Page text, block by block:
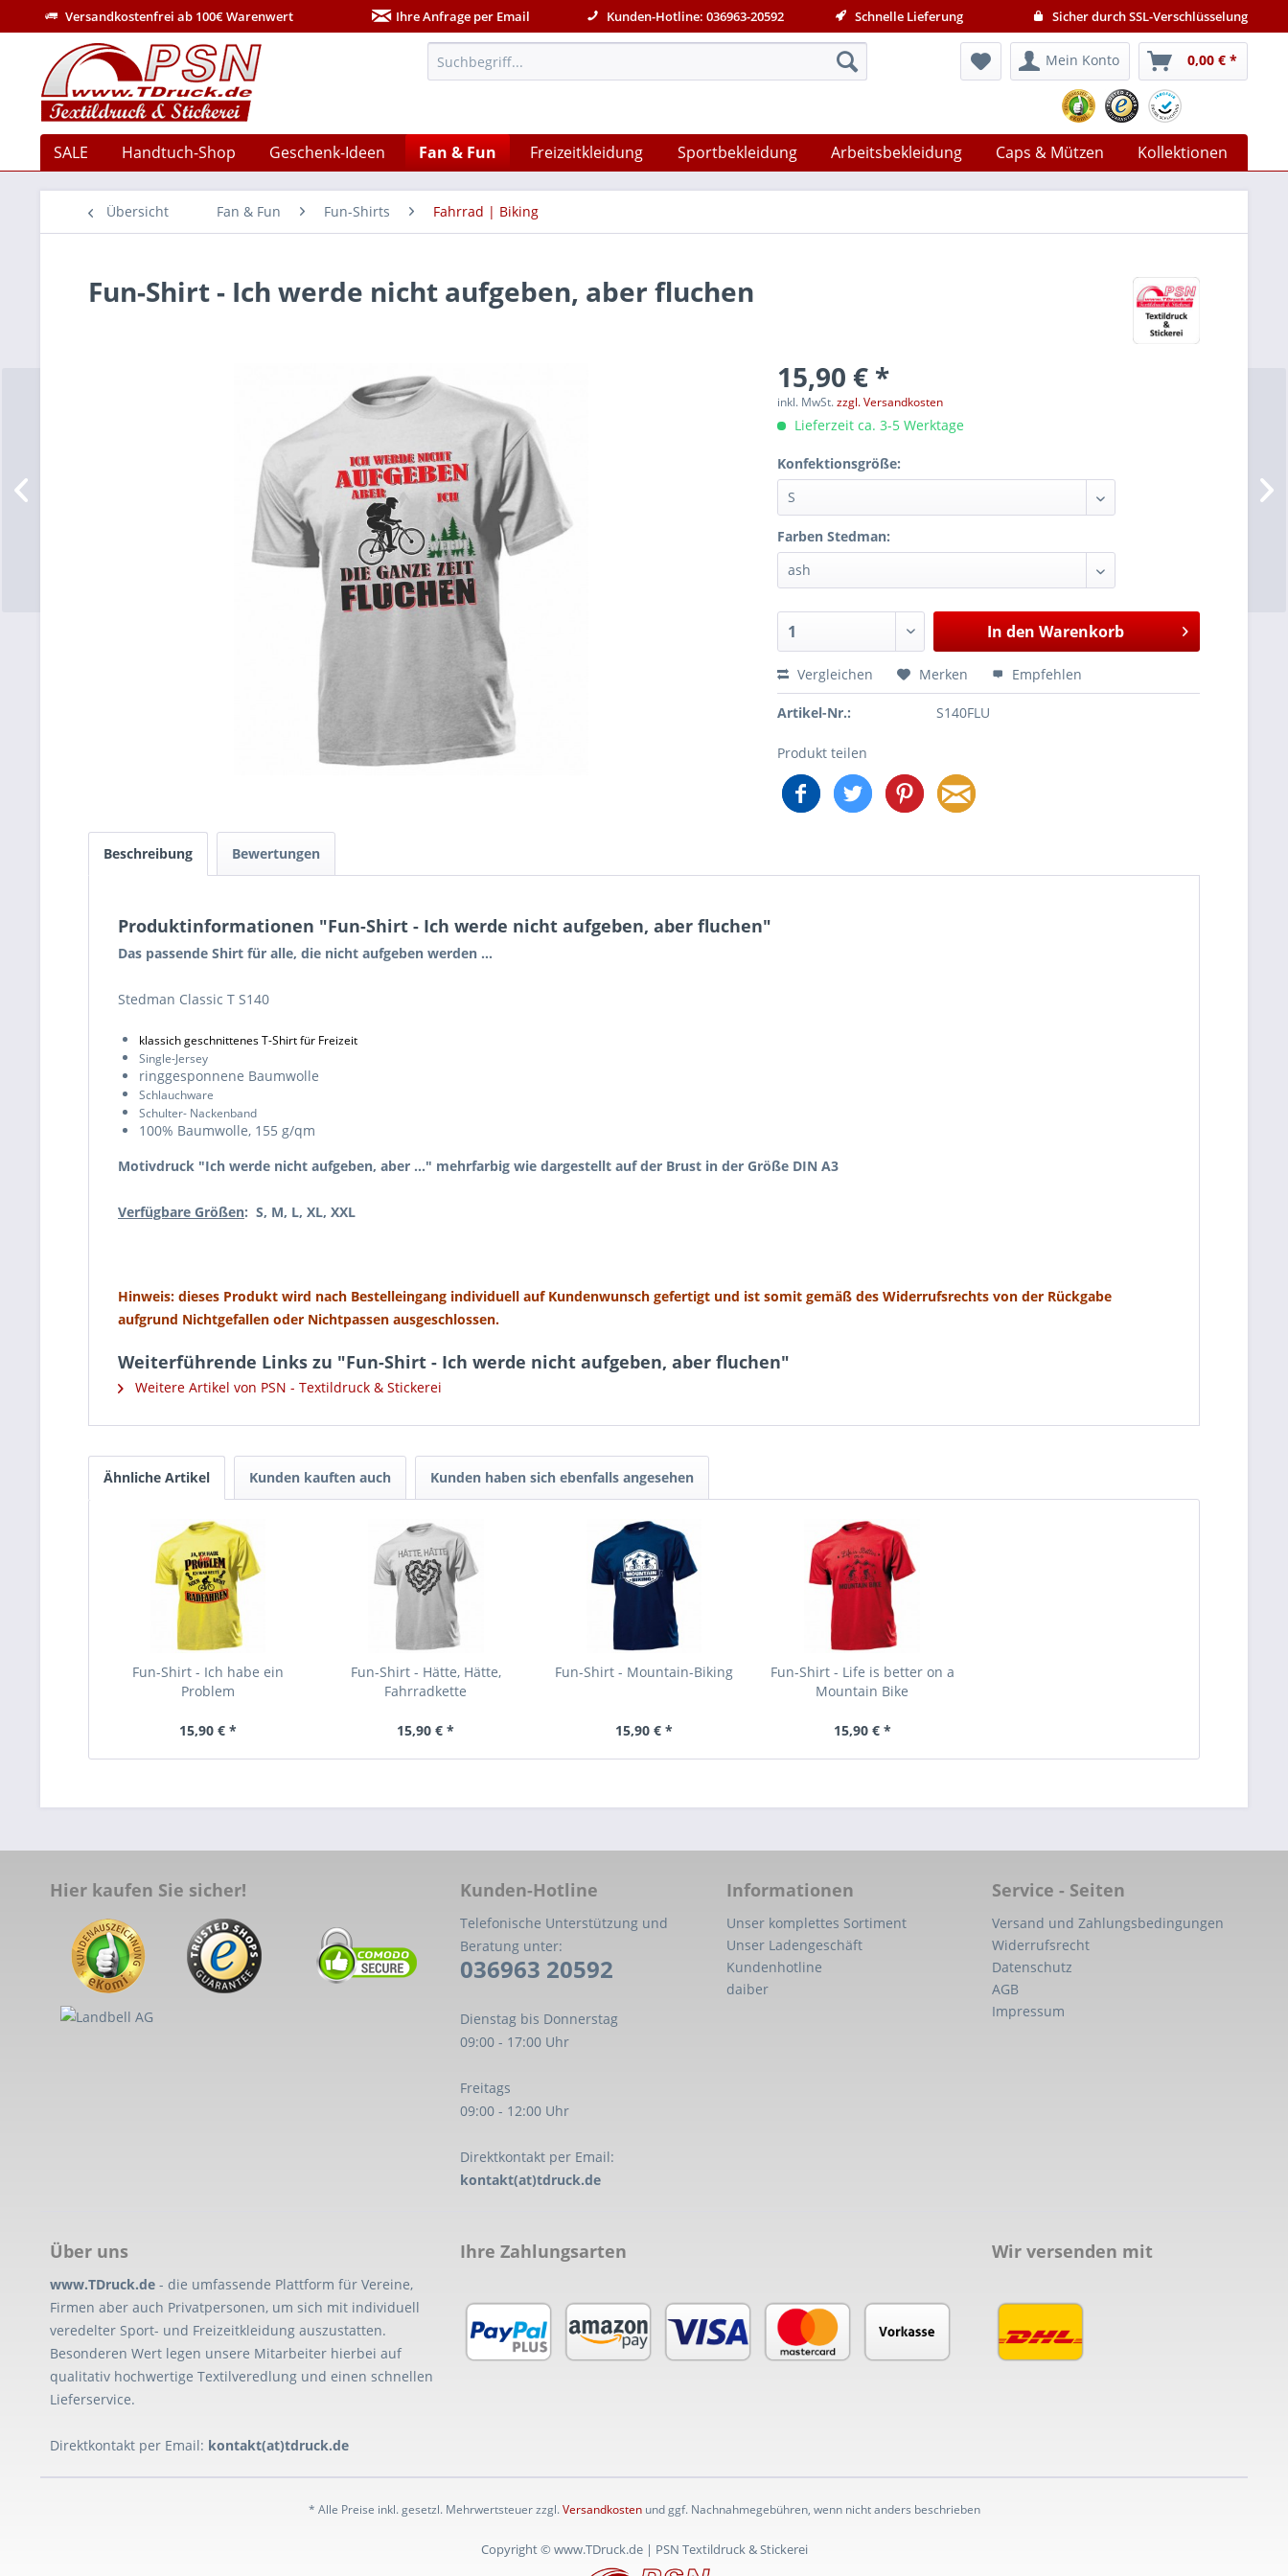
Versandkostenfrei ab 100€ Warenwert Ihre Anfrage per Email Kunden-Hotline: 036963-20592 Schnelle Lieferung Sicher durch SSL-Verschlüsselung
Mein Konto 0,00 € *
SALE Handtuch-Shop Geschenk-Ideen Fan & Fun Freizeitkleidung Sportbekleidung Arbeitsbekleidung Caps & Mützen Kollektionen
Übersicht Fan & Fun Fun-Shirts Fahrrad | Biking
Fun-Shirt - Ich werde nicht aufgeben, aber fluchen
15,90 € *
inkl. MwSt.zzgl. Versandkosten
Lieferzeit ca. 3-5 Werktage
Konfektionsgröße:
Farben Stedman:
In den Warenkorb
Vergleichen Merken Empfehlen
Artikel-Nr.: S140FLU
Produkt teilen
Beschreibung Bewertungen
Produktinformationen "Fun-Shirt - Ich werde nicht aufgeben, aber fluchen"
Das passende Shirt für alle, die nicht aufgeben werden ...
Stedman Classic T S140
klassich geschnittenes T-Shirt für Freizeit
Single-Jersey
ringgesponnene Baumwolle
Schlauchware
Schulter- Nackenband
100% Baumwolle, 155 g/qm
Motivdruck "Ich werde nicht aufgeben, aber ..." mehrfarbig wie dargestellt auf der Brust in der Größe DIN A3
Verfügbare Größen: S, M, L, XL, XXL
Hinweis: dieses Produkt wird nach Bestelleingang individuell auf Kundenwunsch gefertigt und ist somit gemäß des Widerrufsrechts von der Rückgabe
aufgrund Nichtgefallen oder Nichtpassen ausgeschlossen.
Weiterführende Links zu "Fun-Shirt - Ich werde nicht aufgeben, aber fluchen"
Weitere Artikel von PSN - Textildruck & Stickerei
Ähnliche Artikel Kunden kauften auch Kunden haben sich ebenfalls angesehen
Fun-Shirt - Ich habe ein
Problem
15,90 € *
Fun-Shirt - Hätte, Hätte,
Fahrradkette
15,90 € *
Fun-Shirt - Mountain-Biking
15,90 € *
Fun-Shirt - Life is better on a
Mountain Bike
15,90 € *
Hier kaufen Sie sicher! Kunden-Hotline
Telefonische Unterstützung und
Beratung unter:
036963 20592
Dienstag bis Donnerstag
09:00 - 17:00 Uhr
Freitags
09:00 - 12:00 Uhr
Direktkontakt per Email:
kontakt(at)tdruck.de
Informationen
Unser komplettes Sortiment
Unser Ladengeschäft
Kundenhotline
daiber
Service - Seiten
Versand und Zahlungsbedingungen
Widerrufsrecht
Datenschutz
AGB
Impressum
Über uns
www.TDruck.de - die umfassende Plattform für Vereine,
Firmen aber auch Privatpersonen, um sich mit individuell
veredelter Sport- und Freizeitkleidung auszustatten.
Besonderen Wert legen unsere Mitarbeiter hierbei auf
qualitativ hochwertige Textilveredlung und einen schnellen
Lieferservice.
Direktkontakt per Email: kontakt(at)tdruck.de
Ihre Zahlungsarten Wir versenden mit
* Alle Preise inkl. gesetzl. Mehrwertsteuer zzgl.Versandkostenund ggf. Nachnahmegebühren, wenn nicht anders beschrieben
Copyright © www.TDruck.de | PSN Textildruck & Stickerei